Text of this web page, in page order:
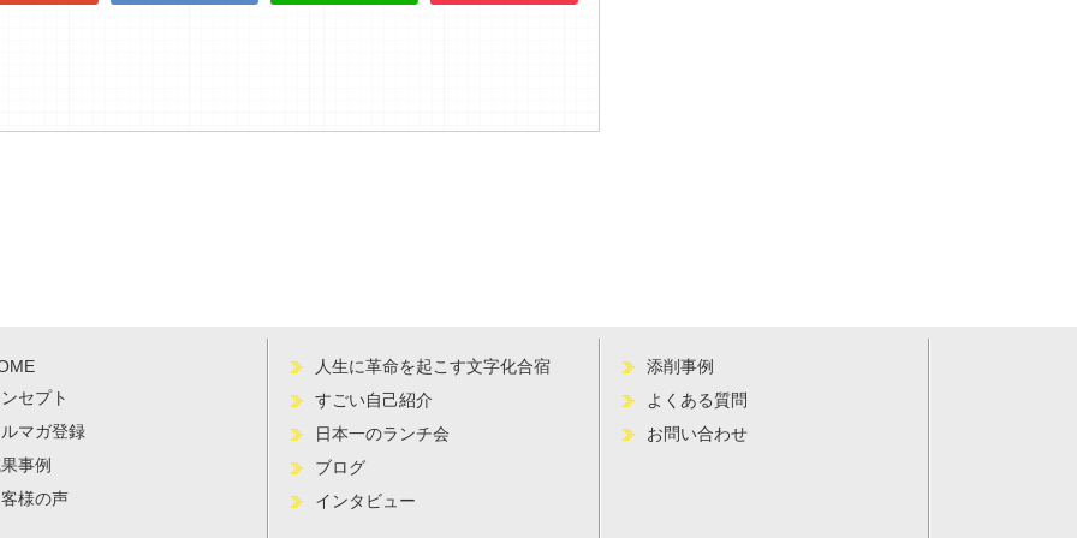
セプト
マガ登録
事例
様の声
人生に革命を起こす文字化合宿
すごい自己紹介
日本一のランチ会
ブログ
インタビュー
添削事例
よくある質問
お問い合わせ